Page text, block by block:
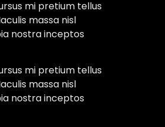
mi pretium tellus
massa nisl
nostra inceptos
mi pretium tellus
massa nisl
nostra inceptos